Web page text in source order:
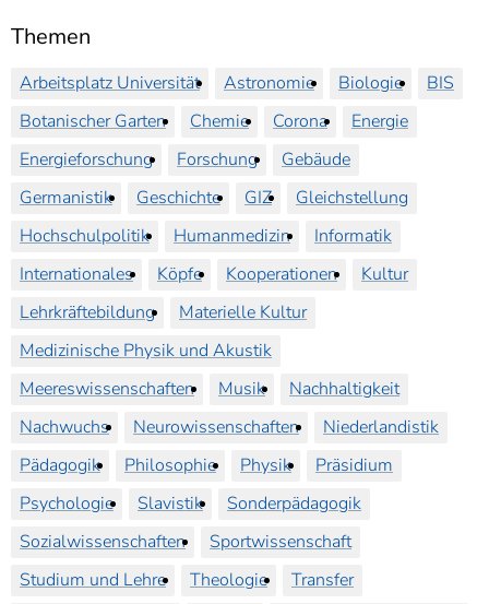
Themen
Arbeitsplatz Universität Astronomie Biologie
BIS
Botanischer Garten
Chemie Corona
Energie
Energieforschung
Forschung
Gebäude
Germanistik
Geschichte GIZ
Gleichstellung
Hochschulpolitik
Humanmedizin
Informatik
Internationales
Köpfe Kooperationen
Kultur
Lehrkräftebildung
Materielle Kultur
Medizinische Physik und Akustik
Meereswissenschaften
Musik
Nachhaltigkeit
Nachwuchs
Neurowissenschaften
Niederlandistik
Pädagogik
Philosophie Physik
Präsidium
Psychologie
Slavistik
Sonderpädagogik
Sozialwissenschaften
Sportwissenschaft
Studium und Lehre
Theologie
Transfer